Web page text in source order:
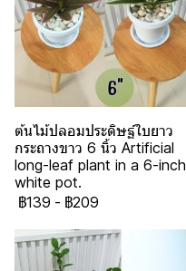
ต้นไม้ปลอมประดิษฐ์ใบยาว
กระถางขาว 6 นิ้ว Artificial
long-leaf plant in a 6-inch
white pot.
฿139 - ฿209